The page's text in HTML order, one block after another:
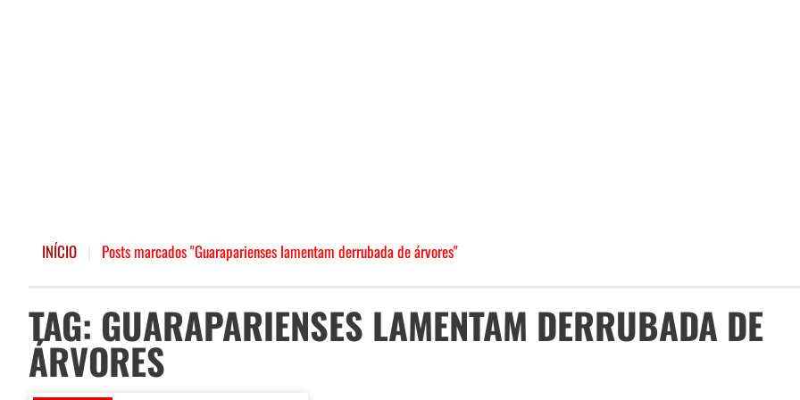
INÍCIO Posts marcados "Guaraparienses lamentam derrubada de árvores"
TAG: GUARAPARIENSES LAMENTAM DERRUBADA DE
ÁRVORES